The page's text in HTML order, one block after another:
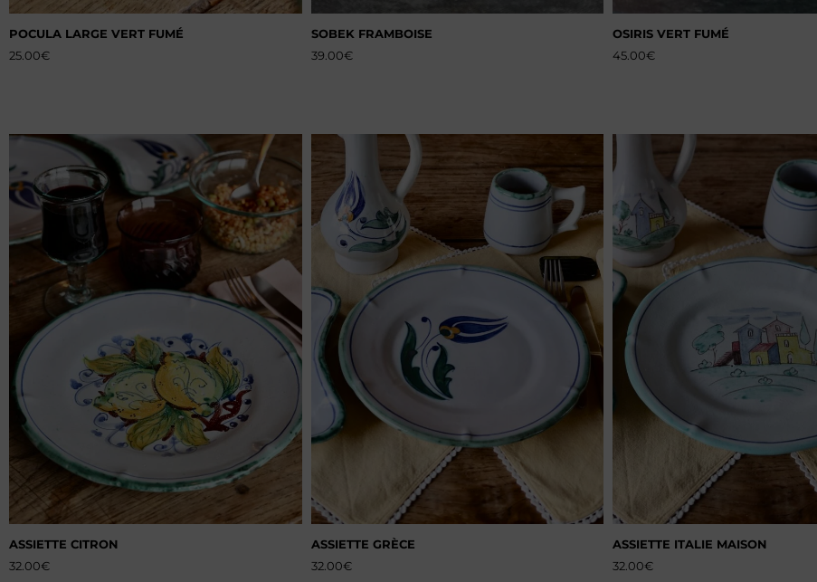
POCULA LARGE VERT FUMÉ
25.00€
SOBEK FRAMBOISE
39.00€
OSIRIS VERT FUMÉ
45.00€
ASSIETTE CITRON
32.00€
ASSIETTE GRÈCE
32.00€
ASSIETTE ITALIE MAISON
32.00€